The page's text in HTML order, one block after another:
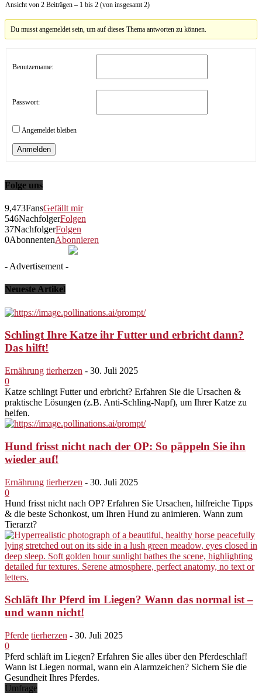
Ansicht von 2 Beiträgen – 1 bis 2 (von insgesamt 2)
Du musst angemeldet sein, um auf dieses Thema antworten zu können.
Benutzername:
Passwort:
Angemeldet bleiben
Anmelden
Folge uns
9,473FansGefällt mir
546NachfolgerFolgen
37NachfolgerFolgen
0AbonnentenAbonnieren
- Advertisement -
Neueste Artikel
Schlingt Ihre Katze ihr Futter und erbricht dann?
Das hilft!
Ernährung tierherzen - 30. Juli 2025
0
Katze schlingt Futter und erbricht? Erfahren Sie die Ursachen &
praktische Lösungen (z.B. Anti-Schling-Napf), um Ihrer Katze zu
helfen.
Hund frisst nicht nach der OP: So päppeln Sie ihn
wieder auf!
Ernährung tierherzen - 30. Juli 2025
0
Hund frisst nicht nach OP? Erfahren Sie Ursachen, hilfreiche Tipps
& die beste Schonkost, um Ihren Hund zu animieren. Wann zum
Tierarzt?
Schläft Ihr Pferd im Liegen? Wann das normal ist –
und wann nicht!
Pferde tierherzen - 30. Juli 2025
0
Pferd schläft im Liegen? Erfahren Sie alles über den Pferdeschlaf!
Wann ist Liegen normal, wann ein Alarmzeichen? Sichern Sie die
Gesundheit Ihres Pferdes.
Umfrage